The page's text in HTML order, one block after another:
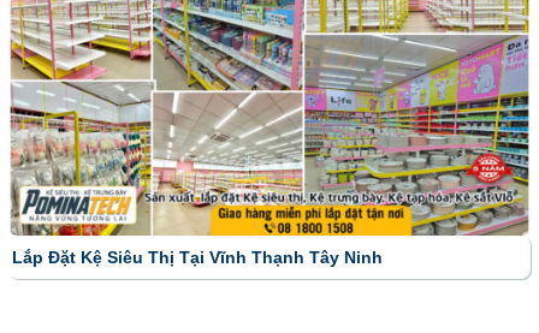
Lắp Đặt Kệ Siêu Thị Tại Vĩnh Thạnh Tây Ninh